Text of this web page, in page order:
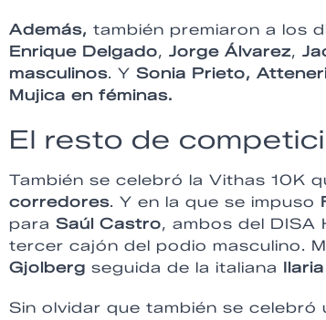
Además, también premiaron a los
Enrique Delgado, Jorge Álvarez,
masculinos. Y Sonia Prieto,
Mujica en féminas.
El resto de
También se celebró la Vithas 10K
corredores. Y en la que se impuso
para Saúl Castro, ambos del DISA
tercer cajón del podio masculino.
Gjolberg seguida de la italiana
Sin olvidar que también se celebró